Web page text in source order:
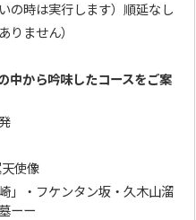
の時は実行します）順延なし
りません）
ら吟味したコースをご案
使像
」・フケンタン坂・久木山溜
ーー